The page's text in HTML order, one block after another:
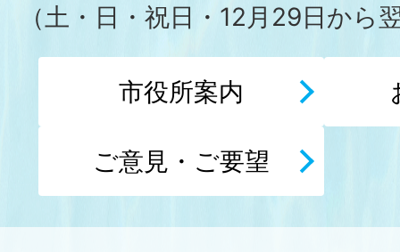
（土・日・祝日・12月29日から
市役所案内
ご意見・ご要望